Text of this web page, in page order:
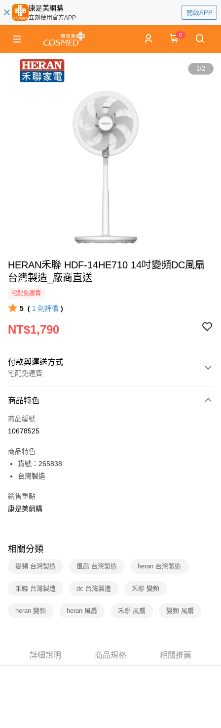
康是美網購
立刻使用官方APP
開啟APP
0
1/2
HERAN禾聯 HDF-14HE710 14吋變頻DC風扇
台灣製造_廠商直送
宅配免運費
5 ( 1 則評價 )
NT$1,790
付款與運送方式
宅配免運費
icash Pay
信用卡一次付款
LINE Pay
Apple Pay
街口支付
免運費
商品特色
商品編號
10678525
商品特色
貨號：265838
台灣製造
銷售重點
康是美網購
相關分類
變頻 台灣製造 風扇 台灣製造 heran 台灣製造
禾聯 台灣製造 dc 台灣製造 禾聯 變頻
heran 變頻 heran 風扇 禾聯 風扇 變頻 風扇
詳細說明 商品規格 相關推薦